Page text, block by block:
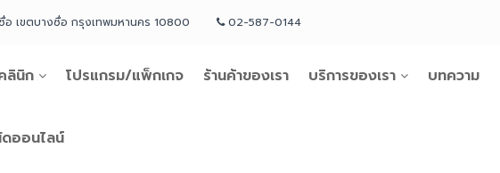
อ เขตบางซื่อ กรุงเทพมหานคร 10800 02-587-0144
ลินิก โปรแกรม/แพ็กเกจ ร้านค้าของเรา บริการของเรา บทความ
ดออนไลน์